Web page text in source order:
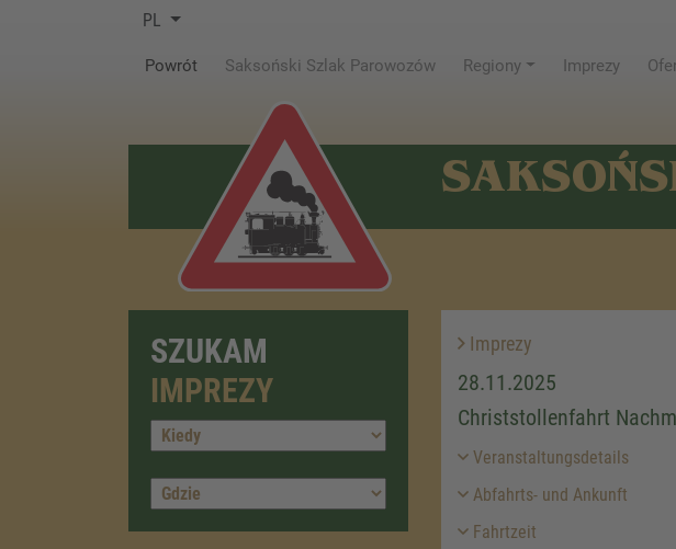
PL
Powrót (current)
Saksoński Szlak Parowozów Regiony Imprezy
SZUKAM
IMPREZY
Imprezy
28.11.2025
Christstollenfahrt
Veranstaltungsdetails
Abfahrts- und Ankunft
Fahrtzeit